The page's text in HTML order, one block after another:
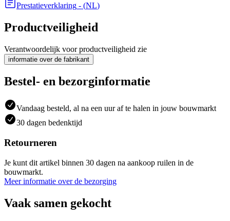
Prestatieverklaring - (NL)
Productveiligheid
Verantwoordelijk voor productveiligheid zie
informatie over de fabrikant
Bestel- en bezorginformatie
Vandaag besteld, al na een uur af te halen in jouw bouwmarkt
30 dagen bedenktijd
Retourneren
Je kunt dit artikel binnen 30 dagen na aankoop ruilen in de
bouwmarkt.
Meer informatie over de bezorging
Vaak samen gekocht